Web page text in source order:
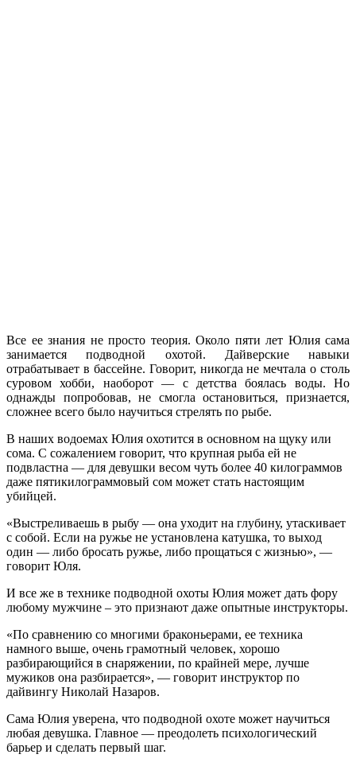
Все ее знания не просто теория. Около пяти лет Юлия сама
занимается подводной охотой. Дайверские навыки
отрабатывает в бассейне. Говорит, никогда не мечтала о столь
суровом хобби, наоборот — с детства боялась воды. Но
однажды попробовав, не смогла остановиться, признается,
сложнее всего было научиться стрелять по рыбе.
В наших водоемах Юлия охотится в основном на щуку или
сома. С сожалением говорит, что крупная рыба ей не
подвластна — для девушки весом чуть более 40 килограммов
даже пятикилограммовый сом может стать настоящим
убийцей.
«Выстреливаешь в рыбу — она уходит на глубину, утаскивает
с собой. Если на ружье не установлена катушка, то выход
один — либо бросать ружье, либо прощаться с жизнью», —
говорит Юля.
И все же в технике подводной охоты Юлия может дать фору
любому мужчине – это признают даже опытные инструкторы.
«По сравнению со многими браконьерами, ее техника
намного выше, очень грамотный человек, хорошо
разбирающийся в снаряжении, по крайней мере, лучше
мужиков она разбирается», — говорит инструктор по
дайвингу Николай Назаров.
Сама Юлия уверена, что подводной охоте может научиться
любая девушка. Главное — преодолеть психологический
барьер и сделать первый шаг.